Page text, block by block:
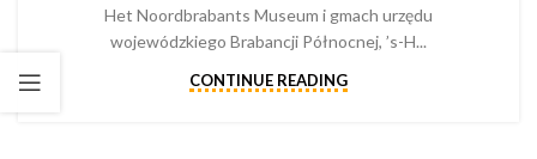
Het Noordbrabants Museum i gmach urzędu
wojewódzkiego Brabancji Północnej, ’s-H...
CONTINUE READING